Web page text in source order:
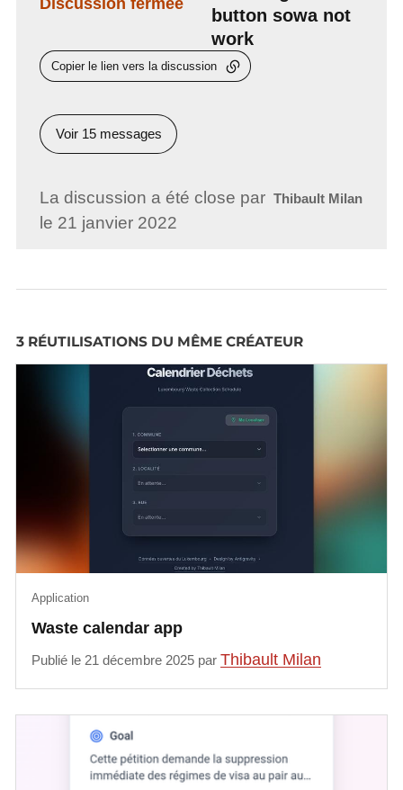
Discussion fermée
button sowa not
work
Copier le lien vers la discussion
Voir 15 messages
La discussion a été close par Thibault Milan
le 21 janvier 2022
3 RÉUTILISATIONS DU MÊME CRÉATEUR
Waste calendar app
Application
Publié le 21 décembre 2025 parThibault Milan